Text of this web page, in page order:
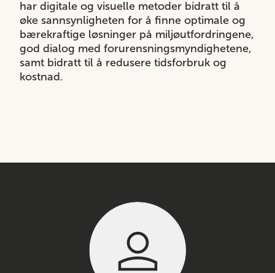
har digitale og visuelle metoder bidratt til å
øke sannsynligheten for å finne optimale og
bærekraftige løsninger på miljøutfordringene,
god dialog med forurensningsmyndighetene,
samt bidratt til å redusere tidsforbruk og
kostnad.